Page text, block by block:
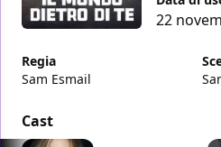
22
Regia
Sam Esmail
Cast